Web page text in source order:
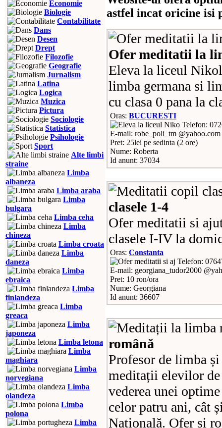
Economie
Biologie
Contabilitate
Dans
Desen
Drept
Filozofie
Geografie
Jurnalism
Latina
Logica
Muzica
Pictura
Sociologie
Statistica
Psihologie
Sport
Alte limbi
straine
Limba
albaneza
Limba araba
Limba
bulgara
Limba ceha
Limba
chineza
Limba croata
Limba
daneza
Limba
ebraica
Limba
finlandeza
Limba
greaca
Limba
japoneza
Limba letona
Limba
maghiara
Limba
norvegiana
Limba
olandeza
Limba
polona
Limba
astfel incat oricine isi
Ofer meditatii la
Eleva la liceul
limba germana si
cu clasa 0 pana la
Oras: BUCURESTI
Telefon:
E-mail: robe_poli_tm @yahoo.com
Pret: 25lei pe sedinta (2 ore)
Nume: Roberta
Id anunt: 37034
clasele 1-4
Ofer meditatii si
clasele I-IV la
Oras: Constanta
Telefon:
E-mail: georgiana_tudor2000
Pret: 10 ron/ora
Nume: Georgiana
Id anunt: 36607
română
Profesor de limba
meditații elevilor
vederea unei
celor patru ani, cât
Națională. Ofer și